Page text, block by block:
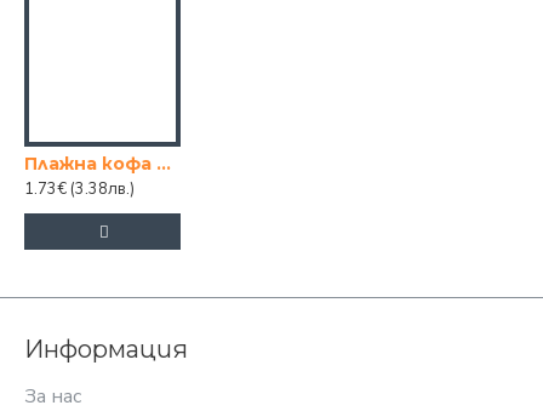
Плажна кофа с формички и прибори
1.73€ (3.38лв.)
Информация
За нас